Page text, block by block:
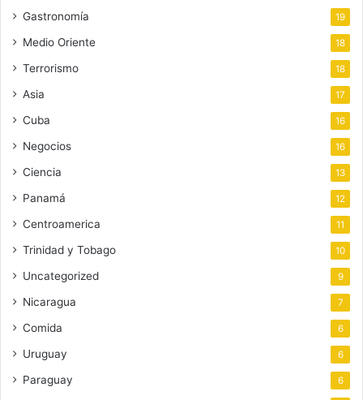
Gastronomía 19
Medio Oriente 18
Terrorismo 18
Asia 17
Cuba 16
Negocios 16
Ciencia 13
Panamá 12
Centroamerica 11
Trinidad y Tobago 10
Uncategorized 9
Nicaragua 7
Comida 6
Uruguay 6
Paraguay 6